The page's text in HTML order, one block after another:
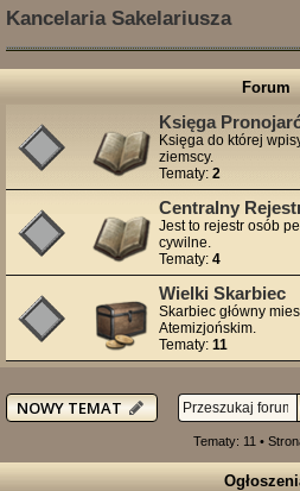
Kancelaria Sakelariusza
Forum
Księga
Księga do której
ziemscy.
Tematy: 2
Centralny
Jest to rejestr osób
cywilne.
Tematy: 4
Wielki Skarbiec
Skarbiec główny
Atemizjońskim.
Tematy: 11
NOWY TEMAT
Tematy: 11 •